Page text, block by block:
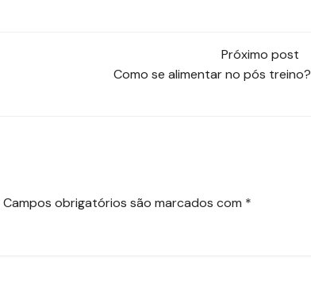
Próximo post
Como se alimentar no pós treino?
Campos obrigatórios são marcados com *